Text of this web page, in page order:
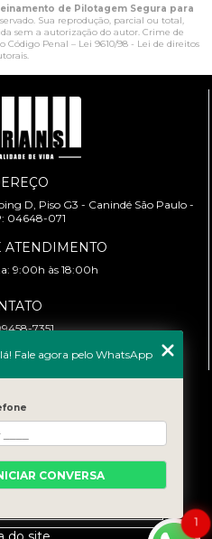
de Pilotagem Segura para
Sua reprodução, parcial ou total,
sem a autorização do autor. Crime de
Código Penal – Lei 9610/98 - Lei de direitos
.
D, Piso G3 - Canindé São Paulo -
04648-071
ATENDIMENTO
9:00h às 18:00h
7351
Home
1
Fale agora pelo WhatsApp
CONVERSA